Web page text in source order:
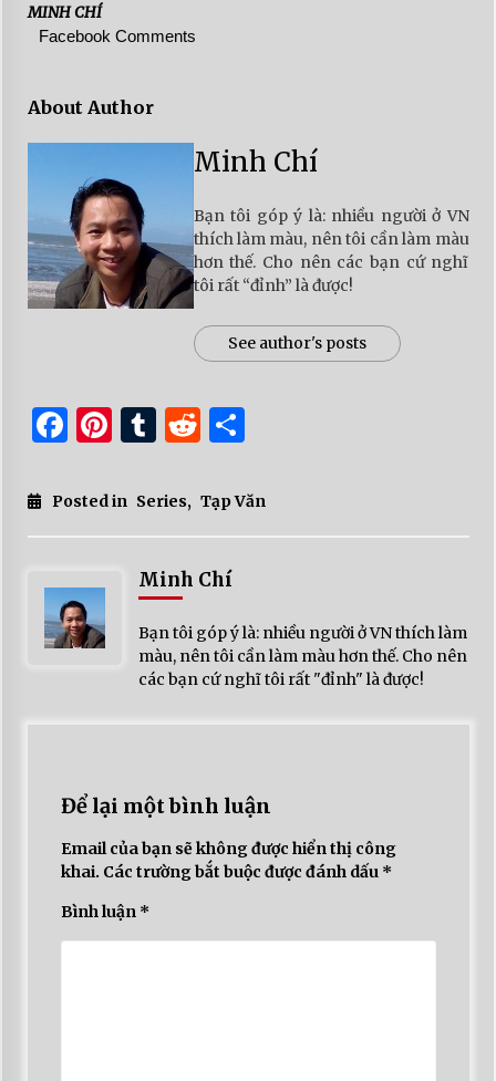
MINH CHÍ
Facebook Comments
About Author
Minh Chí
Bạn tôi góp ý là: nhiều người ở VN
thích làm màu, nên tôi cần làm màu
hơn thế. Cho nên các bạn cứ nghĩ
tôi rất “đỉnh” là được!
See author's posts
Facebook
Pinterest
Tumblr
Reddit
Share
Posted in Series, Tạp Văn
Minh Chí
Bạn tôi góp ý là: nhiều người ở VN thích làm
màu, nên tôi cần làm màu hơn thế. Cho nên
các bạn cứ nghĩ tôi rất "đỉnh" là được!
Để lại một bình luận
Email của bạn sẽ không được hiển thị công
khai. Các trường bắt buộc được đánh dấu *
Bình luận *